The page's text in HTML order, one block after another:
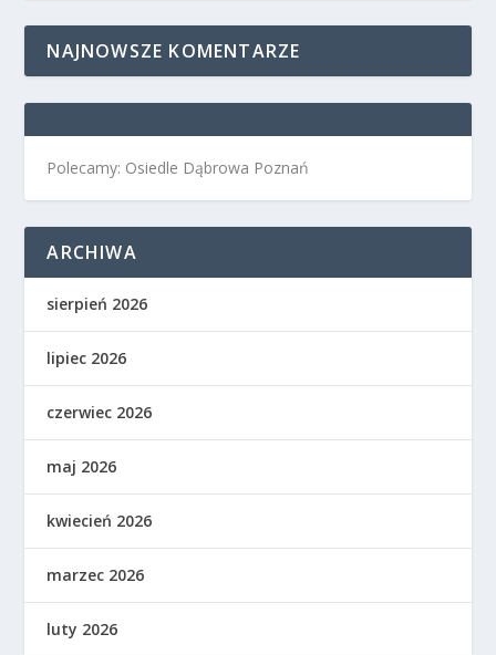
NAJNOWSZE KOMENTARZE
Polecamy: Osiedle Dąbrowa Poznań
ARCHIWA
sierpień 2026
lipiec 2026
czerwiec 2026
maj 2026
kwiecień 2026
marzec 2026
luty 2026